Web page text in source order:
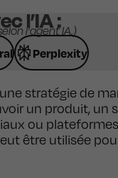
l’IA :
l'agent IA.)
Perplexity
stratégie de
un produit, un
ou
être utilisée